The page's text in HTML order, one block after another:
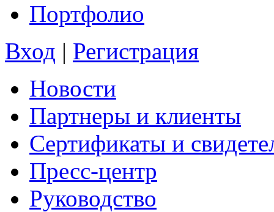
Портфолио
Вход | Регистрация
Новости
Партнеры и клиенты
Сертификаты и
Пресс-центр
Руководство